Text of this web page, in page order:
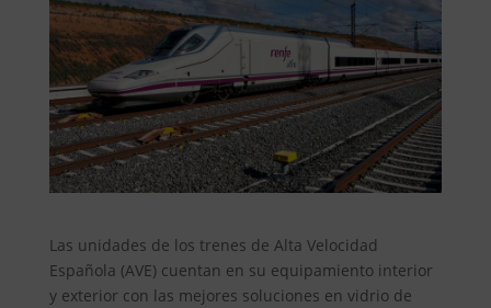
Las unidades de los trenes de Alta Velocidad
Española (AVE) cuentan en su equipamiento interior
y exterior con las mejores soluciones en vidrio de